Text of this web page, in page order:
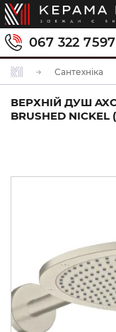
067 322 7597
Сантехніка
ВЕРХНІЙ ДУШ
BRUSHED NICKEL